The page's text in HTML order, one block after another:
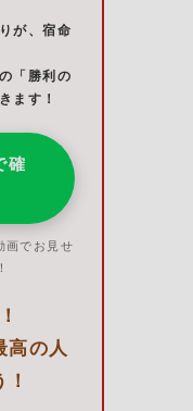
が、宿命
「勝利の
ます！
確
画でお見せ
高の人